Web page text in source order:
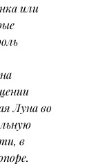
или
Луна во
в